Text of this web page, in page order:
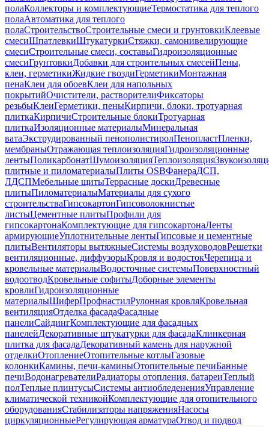
полаКоллекторы и комплектующиеТермостатика для теплого
полаАвтоматика для теплого
полаСтроительствоСтроительные смеси и грунтовкиКлеевые
смесиШпатлевкиШтукатуркиСтяжки, самонивелирующие
смесиСтроительные смеси, составыГидроизоляционные
смесиГрунтовкиДобавки для строительных смесейПены,
клеи, герметикиЖидкие гвоздиГерметикиМонтажная
пенаКлеи для обоевКлеи для напольных
покрытийОчистители, растворителиФиксаторы
резьбыКлеиГерметики, пеныКирпичи, блоки, тротуарная
плиткаКирпичиСтроительные блокиТротуарная
плиткаИзоляционные материалыМинеральная
ватаЭкструдированный пенополистиролПенопластПленки,
мембраныОтражающая теплоизоляцияГидроизоляционные
лентыПоликарбонатШумоизоляцияТеплоизоляция
плитные и пиломатериалыПлиты OSBФанераДСП,
ЛДСПМебельные щитыТеррасные доскиДревесные
плитыПиломатериалыМатериалы для сухого
строительстваГипсокартонГипсоволокнистые
листыЦементные плитыПрофили для
гипсокартонаКомплектующие для гипсокартонаЛенты
армирующиеУплотнительные лентыГипсовые и цементные
плитыВентиляторы вытяжныеСистемы воздуховодовРешетки
вентиляционные, диффузорыКровля и водостокЧерепица и
кровельные материалыВодосточные системыПоверхностный
водоотводКровельные софитыДоборные элементы
кровлиГидроизоляционные
материалыШиферПрофнастилРулонная кровляКровельная
вентиляцияОтделка фасадаФасадные
панелиСайдингКомплектующие для фасадных
панелейДекоративные штукатурки для фасадаКлинкерная
плитка для фасадаДекоративный камень для наружной
отделкиОтоплениеОтопительные котлыГазовые
колонкиКамины, печи-каминыОтопительные печиБанные
печиВодонагревателиРадиаторы отопления, батареиТеплый
полТеплые плинтусыСистемы антиобледененияУправление
климатической техникойКомплектующие для отопительного
оборудованияСтабилизаторы напряженияНасосы
циркуляционныеРегулирующая арматураОтвод и подвод